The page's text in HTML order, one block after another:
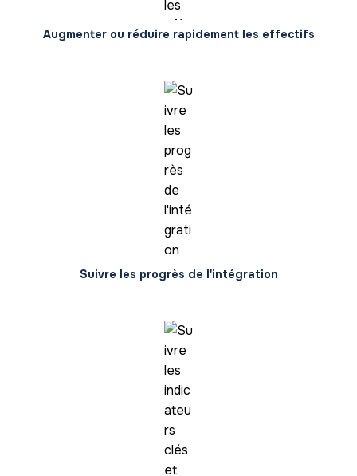
Augmenter ou réduire rapidement les effectifs
Suivre les progrès de l'intégration